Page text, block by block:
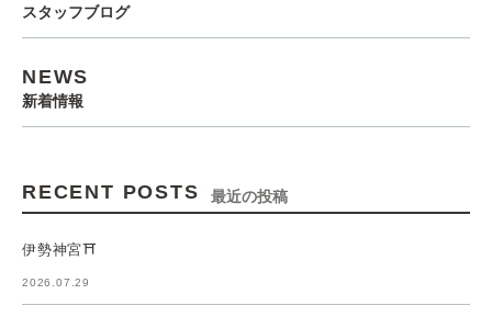
スタッフブログ
NEWS
新着情報
RECENT POSTS 最近の投稿
伊勢神宮⛩️
2026.07.29